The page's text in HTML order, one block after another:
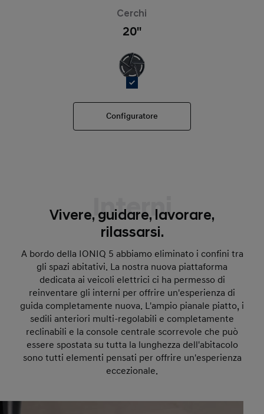
Cerchi
20''
Configuratore
Interni
Vivere, guidare, lavorare,
rilassarsi.
A bordo della IONIQ 5 abbiamo eliminato i confini tra
gli spazi abitativi. La nostra nuova piattaforma
dedicata ai veicoli elettrici ci ha permesso di
reinventare gli interni per offrire un'esperienza di
guida completamente nuova. L'ampio pianale piatto, i
sedili anteriori multi-regolabili e completamente
reclinabili e la console centrale scorrevole che può
essere spostata su tutta la lunghezza dell'abitacolo
sono tutti elementi pensati per offrire un'esperienza
eccezionale.